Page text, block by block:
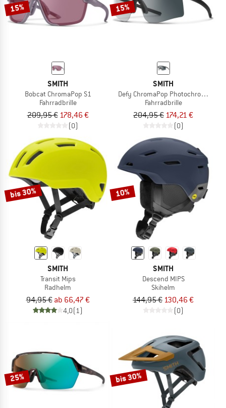
15%
SMITH
Bobcat ChromaPop S1
Fahrradbrille
209,95 € 178,46 €
(0)
15%
SMITH
Defy ChromaPop Photochromic S1-3
Fahrradbrille
204,95 € 174,21 €
(0)
bis 30%
SMITH
Transit Mips
Radhelm
94,95 € ab 66,47 €
4,0(1)
10%
SMITH
Descend MIPS
Skihelm
144,95 € 130,46 €
(0)
25% bis 30%